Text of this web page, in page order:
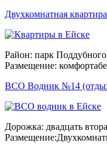
Двухкомнатная
Район: парк
Размещение:
ВСО Водник №14
Дорожка: двадцать